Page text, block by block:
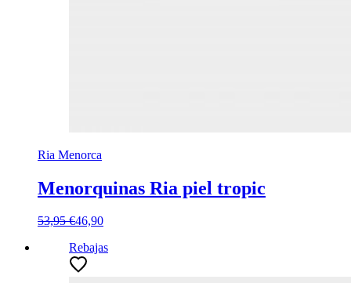
Ria Menorca
Menorquinas Ria piel tropic
53,95 €46,90
Rebajas